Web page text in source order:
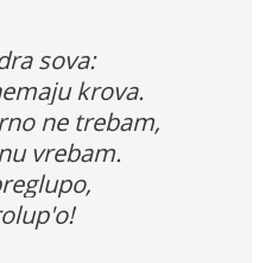
sova:
krova.
ne trebam,
vrebam.